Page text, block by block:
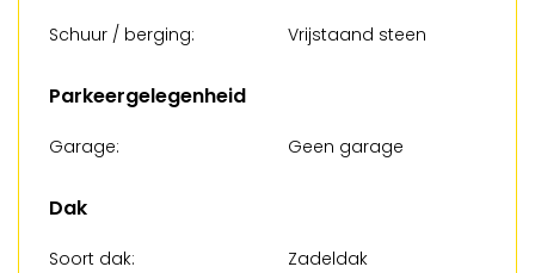
Schuur / berging: Vrijstaand steen
Parkeergelegenheid
Garage: Geen garage
Dak
Soort dak: Zadeldak